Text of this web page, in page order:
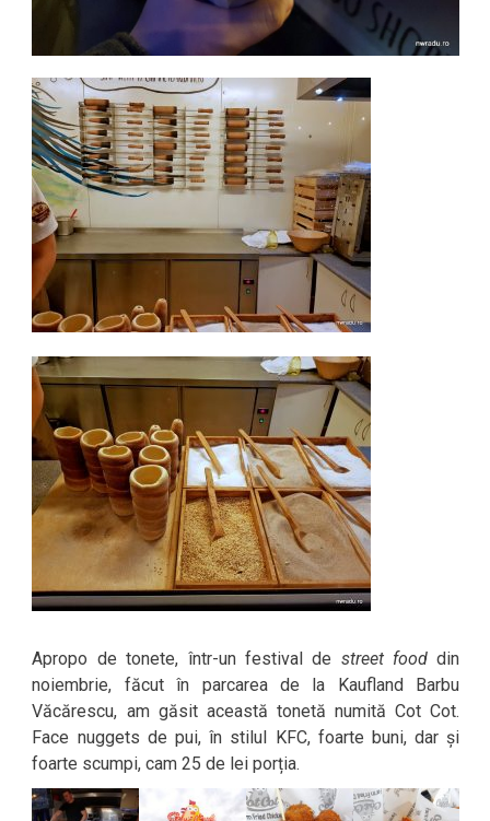
Apropo de tonete, într-un festival de street fooddin
noiembrie, făcut în parcarea de la Kaufland Barbu
Văcărescu, am găsit această tonetă numită Cot Cot.
Face nuggets de pui, în stilul KFC, foarte buni, dar și
foarte scumpi, cam 25 de lei porția.